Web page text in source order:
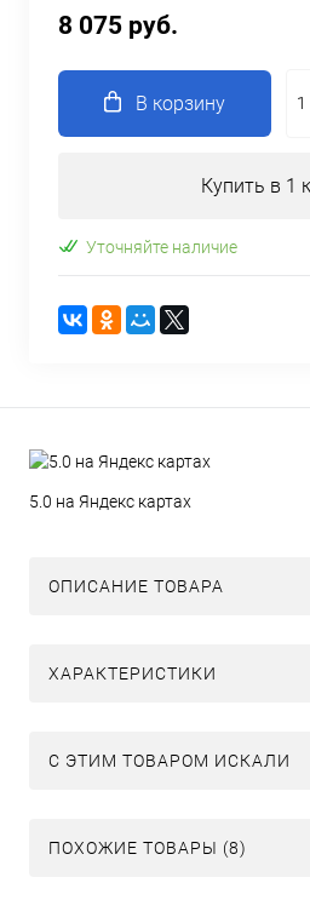
8 075 руб.
В корзину
Купить в 1
Уточняйте наличие
5.0 на Яндекс картах
ОПИСАНИЕ ТОВАРА
ХАРАКТЕРИСТИКИ
C ЭТИМ ТОВАРОМ ИСКАЛИ
ПОХОЖИЕ ТОВАРЫ (8)